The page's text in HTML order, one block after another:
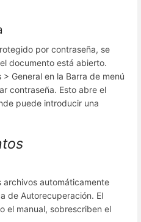
por contraseña, se
documento está abierto.
General en la Barra de menú
contraseña. Esto abre el
puede introducir una
automáticamente
de Autorecuperación. El
el manual, sobrescriben el